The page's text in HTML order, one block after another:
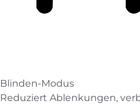
Blinden-Modus
Reduziert Ablenkungen,